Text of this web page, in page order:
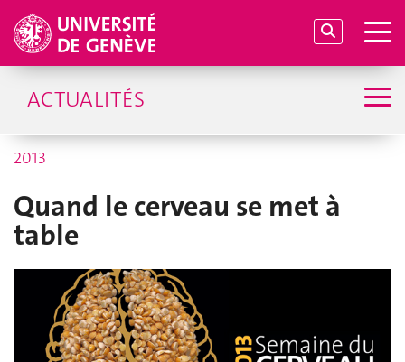
ACTUALITÉS
2013
Quand le cerveau se met à
table